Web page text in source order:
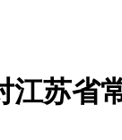
江苏省